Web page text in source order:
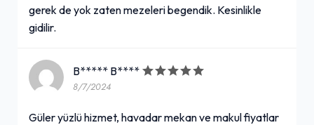
gerek de yok zaten mezeleri begendik. Kesinlikle
gidilir.
B***** B****
8/7/2024
Güler yüzlü hizmet, havadar mekan ve makul fiyatlar